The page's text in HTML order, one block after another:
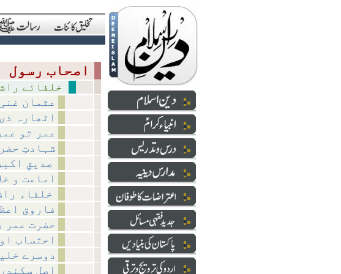
عثمان
اٹھارہ
عمر تو
شہادتِ
امامت و
فاروق
حضرت عمر
احتساب
دوسرے
اصل